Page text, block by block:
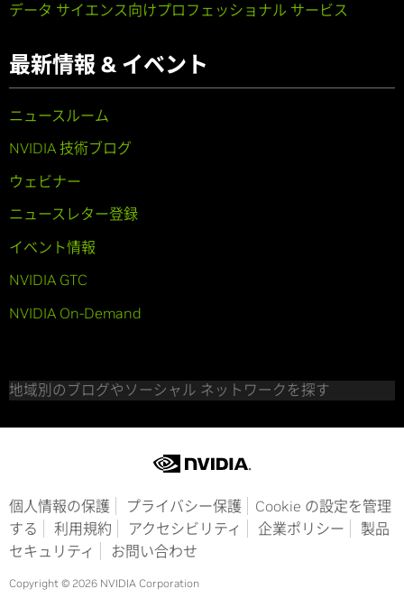
データ サイエンス向けプロフェッショナル サービス
最新情報 & イベント
ニュースルーム
NVIDIA 技術ブログ
ウェビナー
ニュースレター登録
イベント情報
NVIDIA GTC
NVIDIA On-Demand
地域別のブログやソーシャル ネットワークを探す
個人情報の保護 プライバシー保護
Cookie の設定を管理
する
利用規約 アクセシビリティ 企業ポリシー
製品
セキュリティ
お問い合わせ
Copyright © 2026 NVIDIA Corporation